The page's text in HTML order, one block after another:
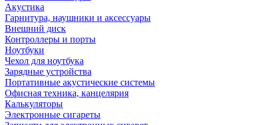
Акустика
Гарнитура, наушники и аксессуары
Внешний диск
Контроллеры и порты
Ноутбуки
Чехол для ноутбука
Зарядные устройства
Портативные акустические системы
Офисная техника, канцелярия
Калькуляторы
Электронные сигареты